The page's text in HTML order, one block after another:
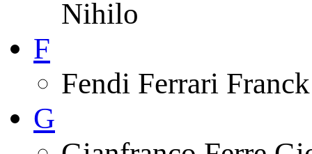
Nihilo
F
Fendi Ferrari
G